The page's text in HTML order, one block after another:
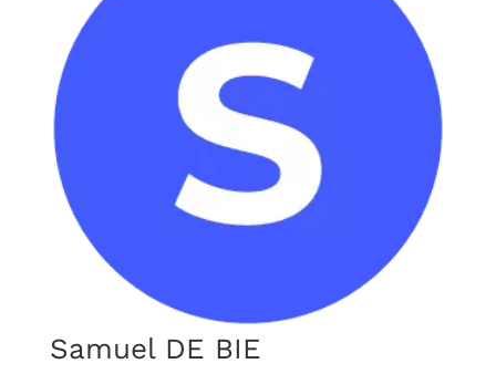
Samuel DE BIE